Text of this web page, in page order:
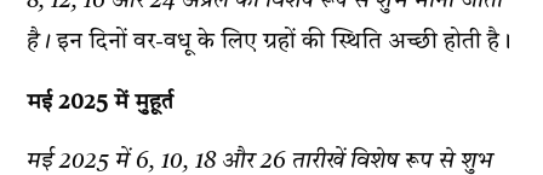
है। इन दिनों वर-वधू के लिए ग्रहों की स्थिति अच्छी होती है।
मई 2025 में मुहूर्त
मई 2025 में 6, 10, 18 और 26 तारीखें विशेष रूप से शुभ